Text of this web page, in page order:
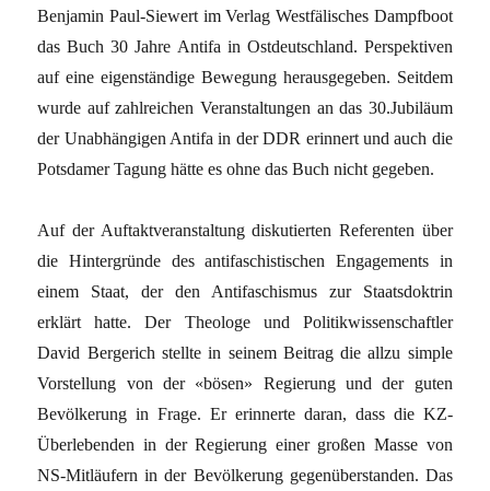
Benjamin Paul-Siewert im Verlag Westfälisches Dampfboot
das Buch 30 Jahre Antifa in Ostdeutschland. Perspektiven
auf eine eigenständige Bewegung herausgegeben. Seitdem
wurde auf zahlreichen Veranstaltungen an das 30.Jubiläum
der Unabhängigen Antifa in der DDR erinnert und auch die
Potsdamer Tagung hätte es ohne das Buch nicht gegeben.
Auf der Auftaktveranstaltung diskutierten Referenten über
die Hintergründe des antifaschistischen Engagements in
einem Staat, der den Antifaschismus zur Staatsdoktrin
erklärt hatte. Der Theologe und Politikwissenschaftler
David Bergerich stellte in seinem Beitrag die allzu simple
Vorstellung von der «bösen» Regierung und der guten
Bevölkerung in Frage. Er erinnerte daran, dass die KZ-
Überlebenden in der Regierung einer großen Masse von
NS-Mitläufern in der Bevölkerung gegenüberstanden. Das